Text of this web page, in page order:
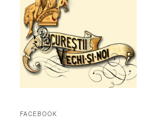
FACEBOOK